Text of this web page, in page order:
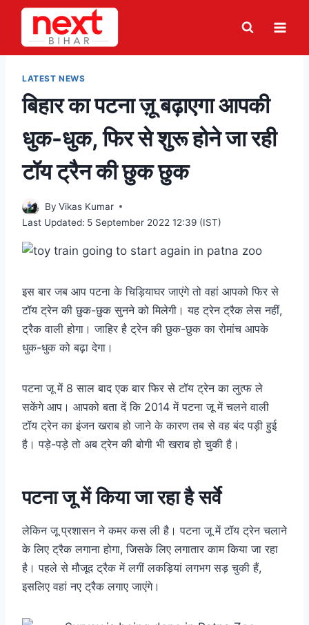
Skip
content
LATEST NEWS
बिहार का पटना ज़ू बढ़ाएगा आपकी
धुक-धुक, फिर से शुरू होने जा रही
टॉय ट्रैन की छुक छुक
By Vikas Kumar
Last Updated: 5 September 2022 12:39 (IST)
इस बार जब आप पटना के चिड़ियाघर जाएंगे तो वहां आपको फिर से
टॉय ट्रेन की छुक-छुक सुनने को मिलेगी। यह ट्रेन ट्रैक लेस नहीं,
ट्रैक वाली होगा। जाहिर है ट्रेन की छुक-छुक का रोमांच आपके
धुक-धुक को बढ़ा देगा।
पटना जू में 8 साल बाद एक बार फिर से टॉय ट्रेन का लुत्फ ले
सकेंगे आप। आपको बता दें कि 2014 में पटना जू में चलने वाली
टॉय ट्रेन का इंजन खराब हो जाने के कारण तब से वह बंद पड़ी हुई
है। पड़े-पड़े तो अब ट्रेन की बोगी भी खराब हो चुकी है।
पटना जू में किया जा रहा है सर्वे
लेकिन जू प्रशासन ने कमर कस ली है। पटना जू में टॉय ट्रेन चलाने
के लिए ट्रैक लगाना होगा, जिसके लिए लगातार काम किया जा रहा
है। पहले से मौजूद ट्रैक में लगीं लकड़ियां लगभग सड़ चुकी हैं,
इसलिए वहां नए ट्रैक लगाए जाएंगे।